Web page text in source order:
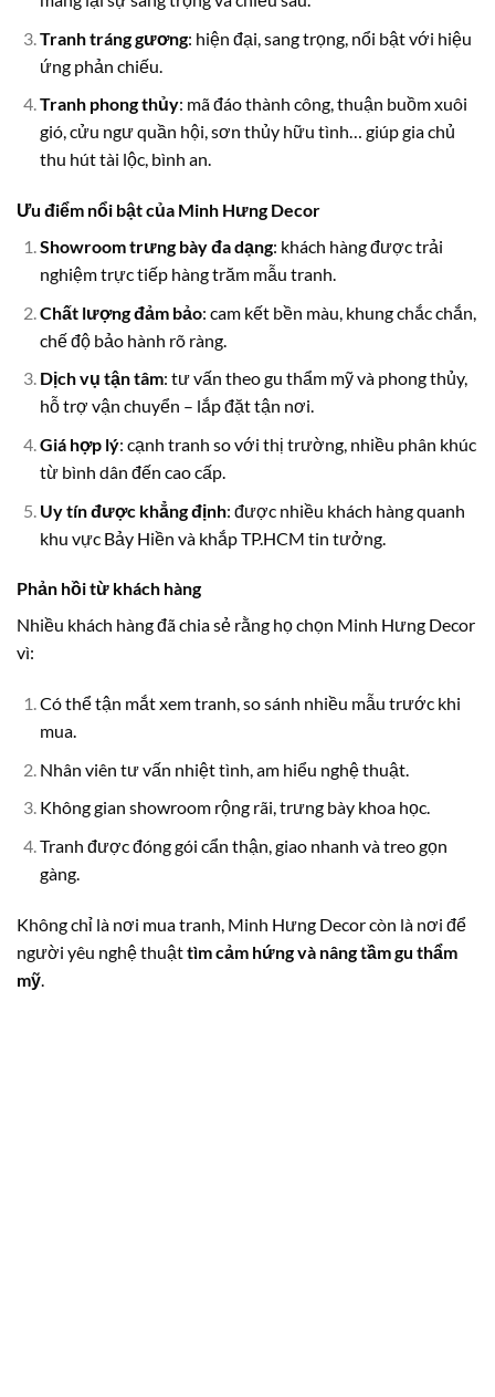
Tranh tráng gương: hiện đại, sang trọng, nổi bật với hiệu
ứng phản chiếu.
Tranh phong thủy: mã đáo thành công, thuận buồm xuôi
gió, cửu ngư quần hội, sơn thủy hữu tình… giúp gia chủ
thu hút tài lộc, bình an.
Ưu điểm nổi bật của Minh Hưng Decor
Showroom trưng bày đa dạng: khách hàng được trải
nghiệm trực tiếp hàng trăm mẫu tranh.
Chất lượng đảm bảo: cam kết bền màu, khung chắc chắn,
chế độ bảo hành rõ ràng.
Dịch vụ tận tâm: tư vấn theo gu thẩm mỹ và phong thủy,
hỗ trợ vận chuyển – lắp đặt tận nơi.
Giá hợp lý: cạnh tranh so với thị trường, nhiều phân khúc
từ bình dân đến cao cấp.
Uy tín được khẳng định: được nhiều khách hàng quanh
khu vực Bảy Hiền và khắp TP.HCM tin tưởng.
Phản hồi từ khách hàng
Nhiều khách hàng đã chia sẻ rằng họ chọn Minh Hưng Decor
vì:
Có thể tận mắt xem tranh, so sánh nhiều mẫu trước khi
mua.
Nhân viên tư vấn nhiệt tình, am hiểu nghệ thuật.
Không gian showroom rộng rãi, trưng bày khoa học.
Tranh được đóng gói cẩn thận, giao nhanh và treo gọn
gàng.
Không chỉ là nơi mua tranh, Minh Hưng Decor còn là nơi để
người yêu nghệ thuậttìm cảm hứng và nâng tầm gu thẩm
mỹ